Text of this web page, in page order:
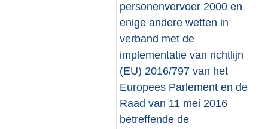
personenvervoer 2000 en
enige andere wetten in
verband met de
implementatie van richtlijn
(EU) 2016/797 van het
Europees Parlement en de
Raad van 11 mei 2016
betreffende de